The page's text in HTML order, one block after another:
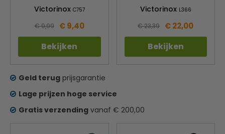
Victorinox C757
€ 9,99 € 9,40
Bekijken
Victorinox L366
€ 23,39 € 22,00
Bekijken
Geld terug prijsgarantie
Lage prijzen hoge service
Gratis verzending vanaf € 200,00